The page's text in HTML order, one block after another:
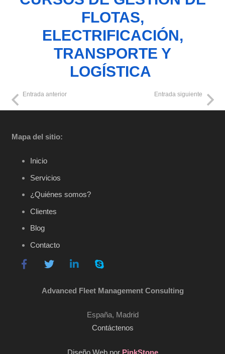
FLOTAS,
ELECTRIFICACIÓN,
TRANSPORTE Y
LOGÍSTICA
Entrada anterior Entrada siguiente
Mapa del sitio:
Inicio
Servicios
¿Quiénes somos?
Clientes
Blog
Contacto
Advanced Fleet Management Consulting
España, Madrid
Contáctenos
Diseño Web por PinkStone